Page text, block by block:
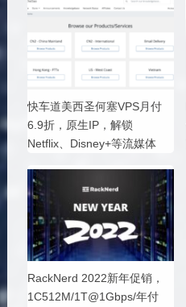
快车道美西圣何塞VPS月付
6.9折，原生IP，解锁
Netflix、Disney+等流媒体
RackNerd 2022新年促销，
1C512M/1T@1Gbps/年付